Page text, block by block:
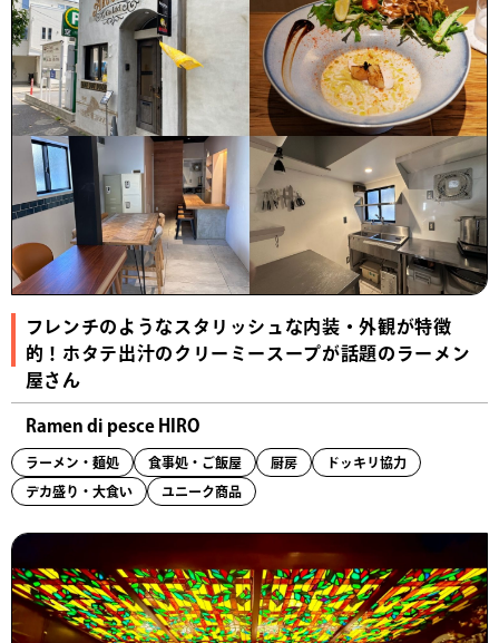
フレンチのようなスタリッシュな内装・外観が特徴
的！ホタテ出汁のクリーミースープが話題のラーメン
屋さん
Ramen di pesce HIRO
ラーメン・麺処 食事処・ご飯屋 厨房 ドッキリ協力
デカ盛り・大食い ユニーク商品